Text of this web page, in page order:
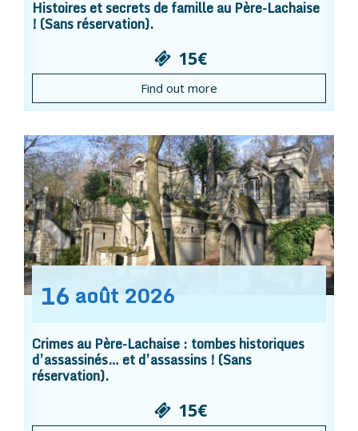
Histoires et secrets de famille au Père-Lachaise
! (Sans réservation).
15€
Find out more
16 août 2026
Crimes au Père-Lachaise : tombes historiques
d’assassinés… et d’assassins ! (Sans
réservation).
15€